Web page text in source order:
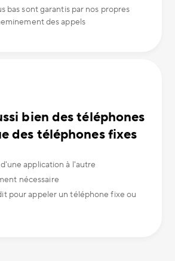
bas sont garantis par nos propres
des appels
bien des téléphones
des téléphones fixes
application à l'autre
nécessaire
pour appeler un téléphone fixe ou